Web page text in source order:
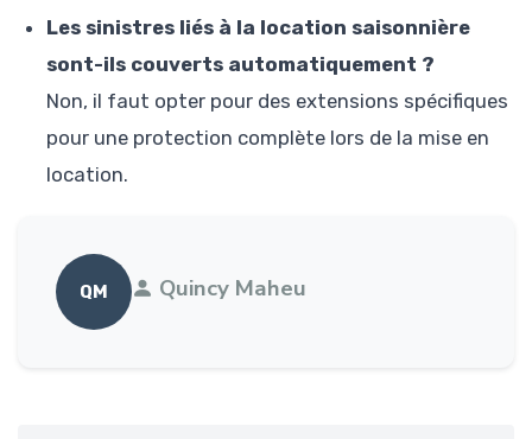
Les sinistres liés à la location saisonnière
sont-ils couverts automatiquement ?
Non, il faut opter pour des extensions spécifiques
pour une protection complète lors de la mise en
location.
QM Quincy Maheu